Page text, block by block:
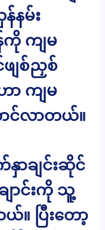
နမ်း
ကျမ
ျစ်ညှစ်
ကျမ
ာင်လာတယ်။
ာချင်းဆိုင်
ောင်းကို သူ့
။ ပြီးတော့